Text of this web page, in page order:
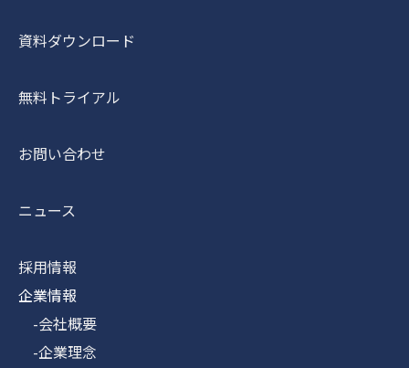
資料ダウンロード
無料トライアル
お問い合わせ
ニュース
採用情報
企業情報
-会社概要
-企業理念